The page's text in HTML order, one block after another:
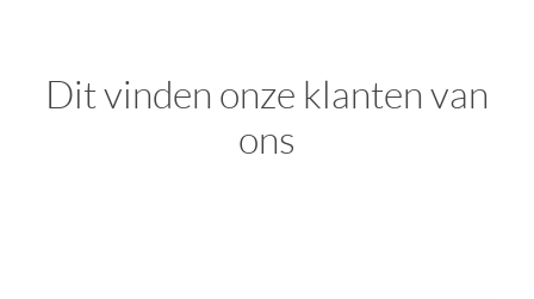
Dit vinden onze klanten van
ons